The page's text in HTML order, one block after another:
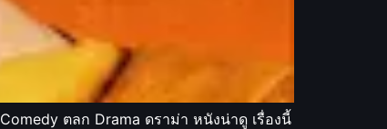
ตลก Drama ดราม่า หนังน่าดู เรื่องนี้